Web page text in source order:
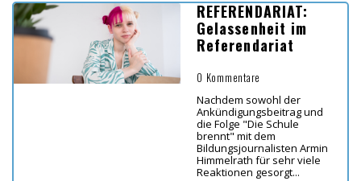
REFERENDARIAT:
Gelassenheit im
Referendariat
0 Kommentare
Nachdem sowohl der
Ankündigungsbeitrag und
die Folge "Die Schule
brennt" mit dem
Bildungsjournalisten Armin
Himmelrath für sehr viele
Reaktionen gesorgt...